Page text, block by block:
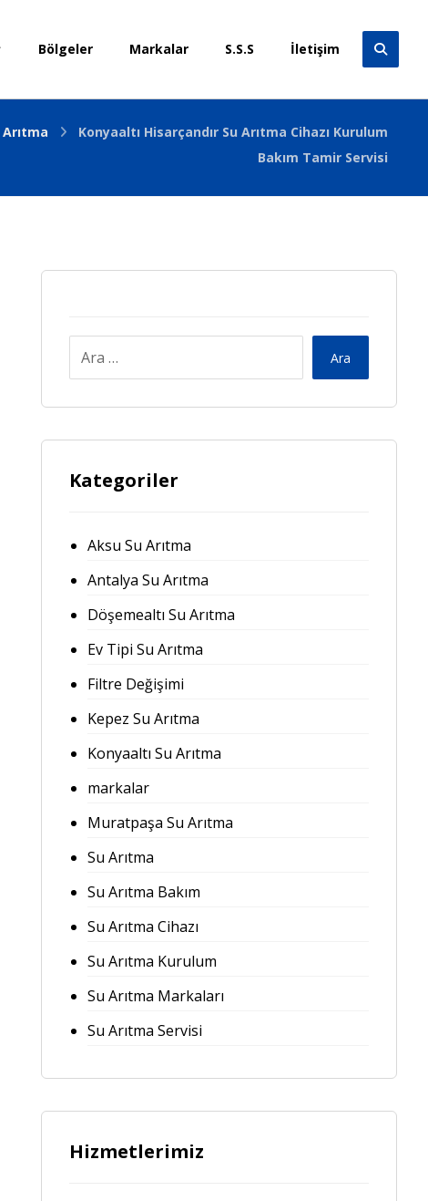
Bölgeler Markalar S.S.S İletişim
Konyaaltı Hisarçandır Su Arıtma Cihazı Kurulum
Bakım Tamir Servisi
Ara
Kategoriler
Aksu Su Arıtma
Antalya Su Arıtma
Döşemealtı Su Arıtma
Ev Tipi Su Arıtma
Filtre Değişimi
Kepez Su Arıtma
Konyaaltı Su Arıtma
markalar
Muratpaşa Su Arıtma
Su Arıtma
Su Arıtma Bakım
Su Arıtma Cihazı
Su Arıtma Kurulum
Su Arıtma Markaları
Su Arıtma Servisi
Hizmetlerimiz